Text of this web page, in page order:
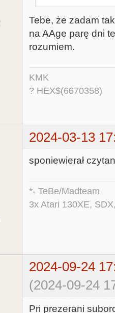
Tebe, że zadam
na AAge parę dni
rozumiem.
KMK
? HEX$(6670358)
2024-03-13
sponiewierał
*- TeBe/Madteam
3x Atari 130XE,
2024-09-24
(2024-09-24
Pri prezerani